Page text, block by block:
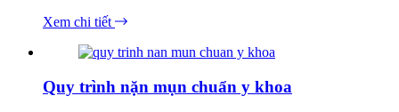
Xem chi tiết
Quy trình nặn mụn chuẩn y khoa